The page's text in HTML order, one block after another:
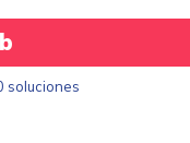
soluciones